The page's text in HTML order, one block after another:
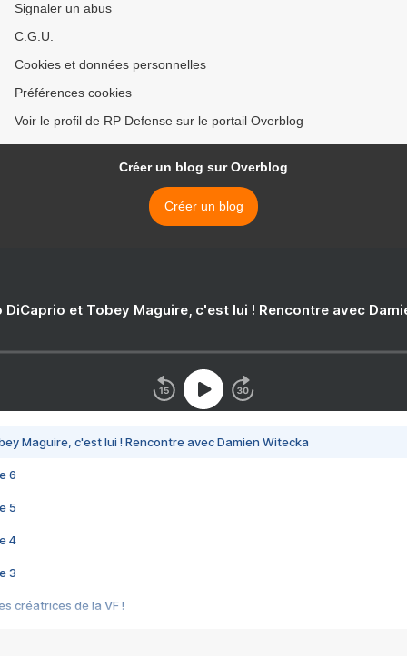
Signaler un abus
C.G.U.
Cookies et données personnelles
Préférences cookies
Voir le profil de RP Defense sur le portail Overblog
Créer un blog sur Overblog
Créer un blog
DiCaprio et Tobey Maguire, c'est lui ! Rencontre avec
Maguire, c'est lui ! Rencontre avec Damien Witecka
6
5
4
3
créatrices de la VF !